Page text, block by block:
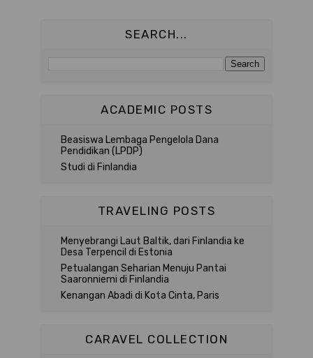
SEARCH...
ACADEMIC POSTS
Beasiswa Lembaga Pengelola Dana
Pendidikan (LPDP)
Studi di Finlandia
TRAVELING POSTS
Menyebrangi Laut Baltik, dari Finlandia ke
Desa Terpencil di Estonia
Petualangan Seharian Menuju Pantai
Saaronniemi di Finlandia
Kenangan Abadi di Kota Cinta, Paris
CARAVEL COLLECTION